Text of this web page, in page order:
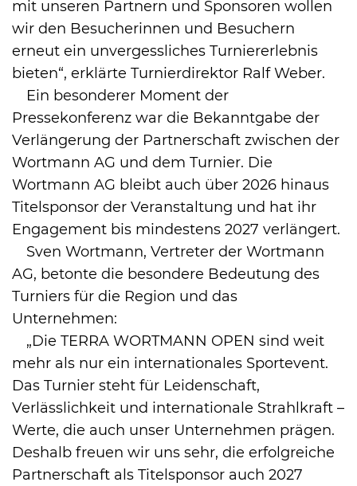
mit unseren Partnern und Sponsoren wollen
wir den Besucherinnen und Besuchern
erneut ein unvergessliches Turniererlebnis
bieten“, erklärte Turnierdirektor Ralf Weber.
Ein besonderer Moment der
Pressekonferenz war die Bekanntgabe der
Verlängerung der Partnerschaft zwischen der
Wortmann AG und dem Turnier. Die
Wortmann AG bleibt auch über 2026 hinaus
Titelsponsor der Veranstaltung und hat ihr
Engagement bis mindestens 2027 verlängert.
Sven Wortmann, Vertreter der Wortmann
AG, betonte die besondere Bedeutung des
Turniers für die Region und das
Unternehmen:
„Die TERRA WORTMANN OPEN sind weit
mehr als nur ein internationales Sportevent.
Das Turnier steht für Leidenschaft,
Verlässlichkeit und internationale Strahlkraft –
Werte, die auch unser Unternehmen prägen.
Deshalb freuen wir uns sehr, die erfolgreiche
Partnerschaft als Titelsponsor auch 2027